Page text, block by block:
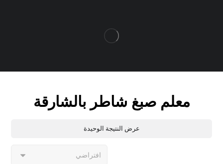
معلم صبغ شاطر بالشارقة
عرض النتيجة الوحيدة